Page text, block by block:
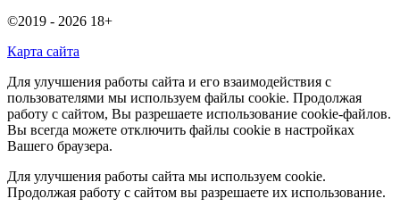
©2019 - 2026 18+
Карта сайта
Для улучшения работы сайта и его взаимодействия с
пользователями мы используем файлы cookie. Продолжая
работу с сайтом, Вы разрешаете использование cookie-файлов.
Вы всегда можете отключить файлы cookie в настройках
Вашего браузера.
Для улучшения работы сайта мы используем cookie.
Продолжая работу с сайтом вы разрешаете их использование.